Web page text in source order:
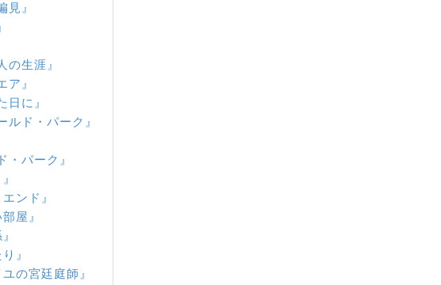
見』
の生涯』
ア』
日に』
ルド・パーク』
・パーク』
ンド』
屋』
』
ユの宮廷庭師』